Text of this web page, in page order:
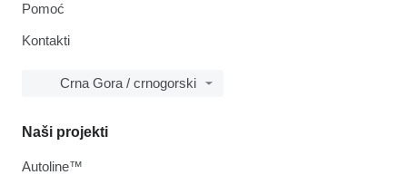
Pomoć
Kontakti
Crna Gora / crnogorski
Naši projekti
Autoline™